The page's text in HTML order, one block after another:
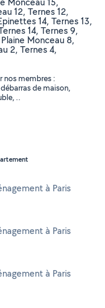
12, Ternes 12,
14, Ternes 13,
14, Ternes 9,
Monceau 8,
2, Ternes 4,
nos membres :
de maison,
..
à Paris
à Paris
à Paris